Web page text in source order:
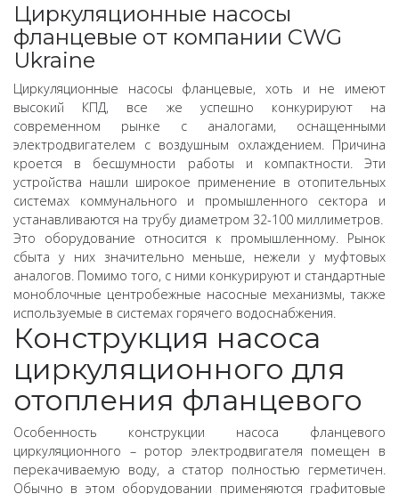
Циркуляционные насосы
фланцевые от компании CWG
Ukraine
Циркуляционные насосы фланцевые, хоть и не имеют
высокий КПД, все же успешно конкурируют на
современном рынке с аналогами, оснащенными
электродвигателем с воздушным охлаждением. Причина
кроется в бесшумности работы и компактности. Эти
устройства нашли широкое применение в отопительных
системах коммунального и промышленного сектора и
устанавливаются на трубу диаметром 32-100 миллиметров.
Это оборудование относится к промышленному. Рынок
сбыта у них значительно меньше, нежели у муфтовых
аналогов. Помимо того, с ними конкурируют и стандартные
моноблочные центробежные насосные механизмы, также
используемые в системах горячего водоснабжения.
Конструкция насоса
циркуляционного для
отопления фланцевого
Особенность конструкции насоса фланцевого
циркуляционного – ротор электродвигателя помещен в
перекачиваемую воду, а статор полностью герметичен.
Обычно в этом оборудовании применяются графитовые